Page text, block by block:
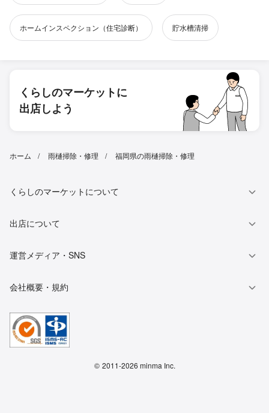
ホームインスペクション（住宅診断） 貯水槽清掃
くらしのマーケットに
出店しよう
ホーム 雨樋掃除・修理 福岡県の雨樋掃除・修理
くらしのマーケットについて
出店について
運営メディア・SNS
会社概要・規約
© 2011-2026 minma Inc.